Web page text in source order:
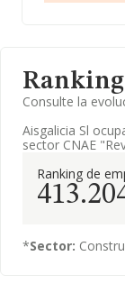
Consulte la
Aisgalicia Sl
sector CNAE
Ranking de
*Sector: